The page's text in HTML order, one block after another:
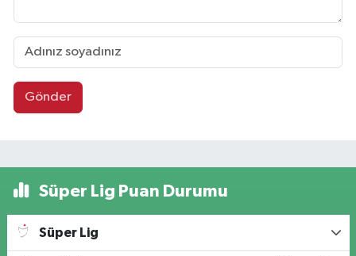
Gönder
Süper Lig Puan Durumu
Süper Lig